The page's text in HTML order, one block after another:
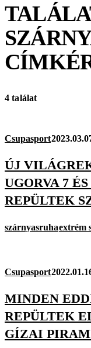
4 találat
Csupasport
ÚJ
UGORVA 7
REPÜLTEK
szárnyasruhaextrém
Csupasport
MINDEN
REPÜLTEK
GÍZAI